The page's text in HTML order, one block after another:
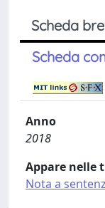
Scheda
Scheda
Anno
2018
Appare nelle
Nota a